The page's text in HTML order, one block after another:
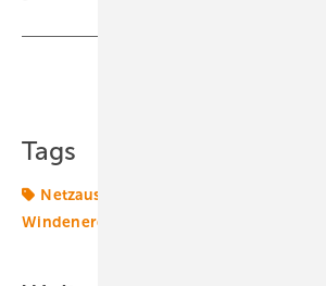
Tags
Netzausbau
Windenergie